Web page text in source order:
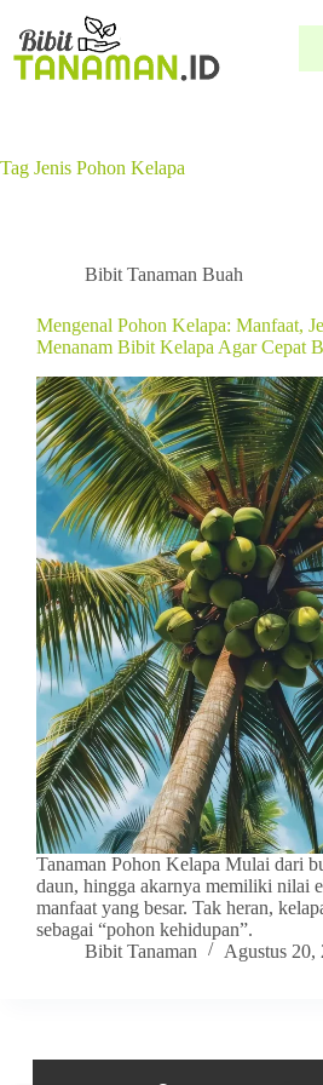
Tag Jenis Pohon Kelapa
Bibit Tanaman Buah
Mengenal Pohon Kelapa: Manfaat,
Menanam Bibit Kelapa Agar Cepat
Tanaman Pohon Kelapa Mulai dari
daun, hingga akarnya memiliki nilai
manfaat yang besar. Tak heran,
sebagai “pohon kehidupan”.
Bibit Tanaman
Agustus 20,